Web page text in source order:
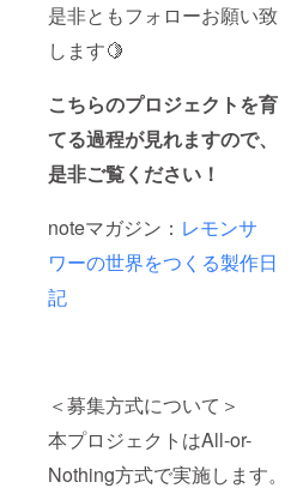
是非ともフォローお願い致
します🍋
こちらのプロジェクトを育
てる過程が見れますので、
是非ご覧ください！
noteマガジン： レモンサ
ワーの世界をつくる製作日
記
＜募集方式について＞
本プロジェクトはAll-or-
Nothing方式で実施します。